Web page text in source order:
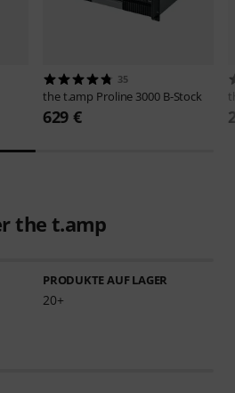
35
the t.amp Proline 3000 B-Stock
629 €
the t.amp
PRODUKTE AUF LAGER
20+